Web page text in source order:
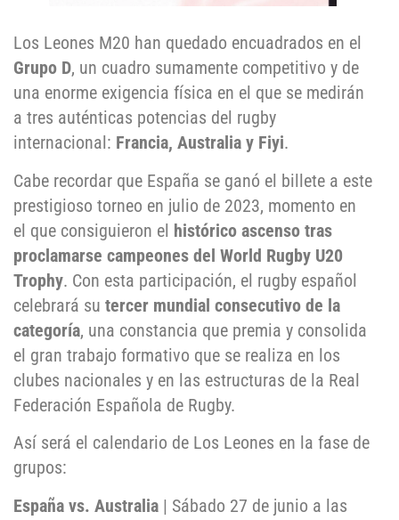
Los Leones M20 han quedado encuadrados en el
Grupo D, un cuadro sumamente competitivo y de
una enorme exigencia física en el que se medirán
a tres auténticas potencias del rugby
internacional: Francia, Australia y Fiyi.
Cabe recordar que España se ganó el billete a este
prestigioso torneo en julio de 2023, momento en
el que consiguieron el histórico ascenso tras
proclamarse campeones del World Rugby U20
Trophy. Con esta participación, el rugby español
celebrará su tercer mundial consecutivo de la
categoría, una constancia que premia y consolida
el gran trabajo formativo que se realiza en los
clubes nacionales y en las estructuras de la Real
Federación Española de Rugby.
Así será el calendario de Los Leones en la fase de
grupos:
España vs. Australia | Sábado 27 de junio a las